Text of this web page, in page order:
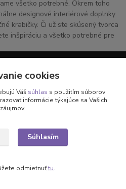
všetko potrebné. Okrem toho
designové interiérové doplnky
krabičky. Či už ste skúsený tvorca
inšpiráciu a všetko potrebné pre
a originálne dekorácie.
cookies
Váš súhlas s použitím súborov
informácie týkajúce sa Vašich
záujmov.
Súhlasím
odmietnuťtu.